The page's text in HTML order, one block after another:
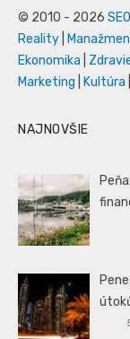
© 2010 - 2026 SEO
Reality
Ekonomika
Marketing
Kultúra
NAJNOVŠIE